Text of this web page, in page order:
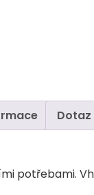
potřebami.